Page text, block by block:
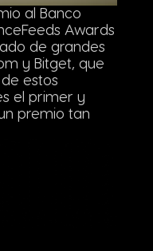
al Banco
Awards
de grandes
y Bitget, que
estos
el primer y
premio tan